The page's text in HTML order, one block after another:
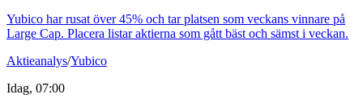
Yubico har rusat över 45% och tar platsen som veckans vinnare på
Large Cap. Placera listar aktierna som gått bäst och sämst i veckan.
Aktieanalys/Yubico
Idag, 07:00